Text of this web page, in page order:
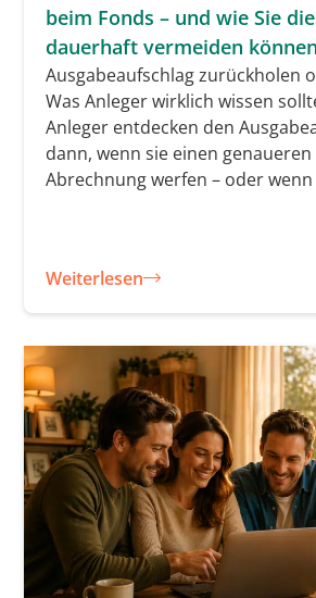
beim Fonds – und wie Sie
dauerhaft vermeiden können
Ausgabeaufschlag zurückholen
Was Anleger wirklich wissen
Anleger entdecken den
dann, wenn sie einen
Abrechnung werfen – oder wenn
Weiterlesen